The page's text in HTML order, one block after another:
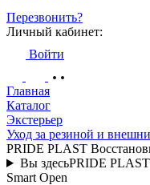
Перезвонить?
Личный кабинет:
Войти
Главная
Каталог
Экстерьер
Уход за резиной и
PRIDE PLAST
Вы здесьPRIDE PLAST
Smart Open